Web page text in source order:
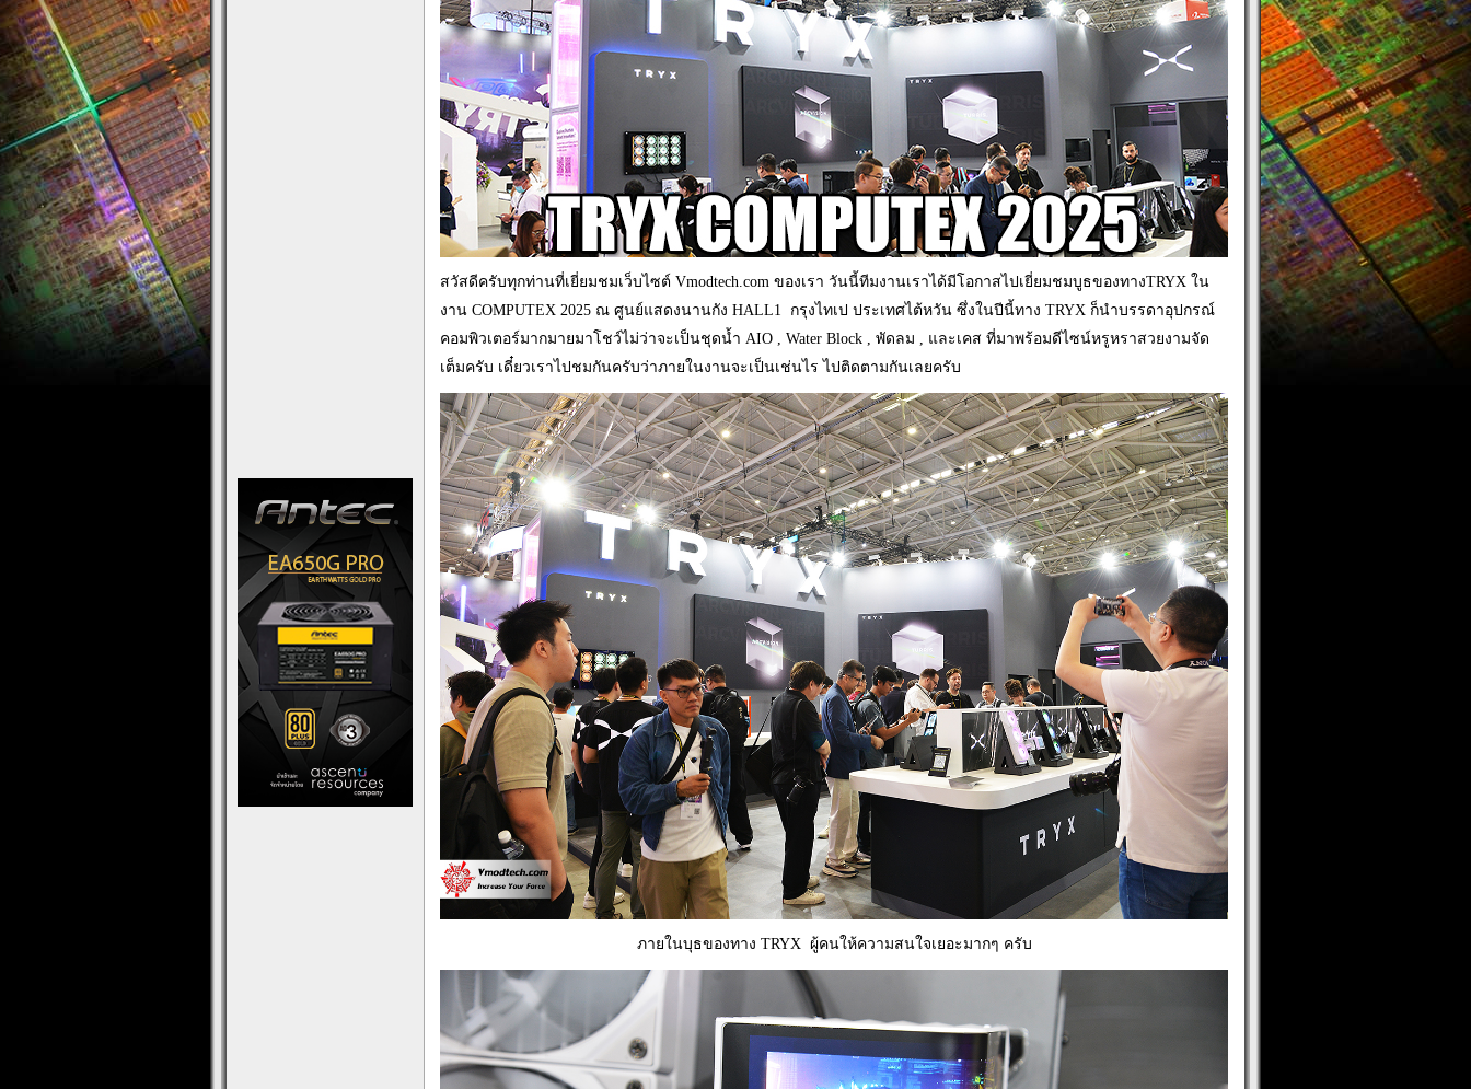
สวัสดีครับทุกท่านที่เยี่ยมชมเว็บไซต์ Vmodtech.com ของเรา วันนี้ทีมงานเราได้มีโอกาสไปเยี่ยมชมบูธของทางTRYX ใน
งาน COMPUTEX 2025 ณ ศูนย์แสดงนานกัง HALL1 กรุงไทเป ประเทศไต้หวัน ซึ่งในปีนี้ทาง TRYX ก็นำบรรดาอุปกรณ์
คอมพิวเตอร์มากมายมาโชว์ไม่ว่าจะเป็นชุดน้ำ AIO , Water Block , พัดลม , และเคส ที่มาพร้อมดีไซน์หรูหราสวยงามจัด
เต็มครับ เดี๋ยวเราไปชมกันครับว่าภายในงานจะเป็นเช่นไร ไปติดตามกันเลยครับ
ภายในบุธของทาง TRYX ผู้คนให้ความสนใจเยอะมากๆ ครับ